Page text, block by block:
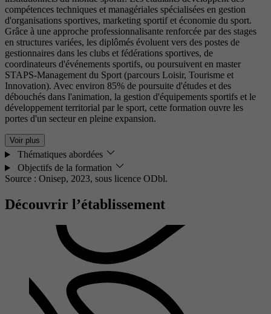
compétences techniques et managériales spécialisées en gestion
d'organisations sportives, marketing sportif et économie du sport.
Grâce à une approche professionnalisante renforcée par des stages
en structures variées, les diplômés évoluent vers des postes de
gestionnaires dans les clubs et fédérations sportives, de
coordinateurs d'événements sportifs, ou poursuivent en master
STAPS-Management du Sport (parcours Loisir, Tourisme et
Innovation). Avec environ 85% de poursuite d'études et des
débouchés dans l'animation, la gestion d'équipements sportifs et le
développement territorial par le sport, cette formation ouvre les
portes d'un secteur en pleine expansion.
Voir plus
Thématiques abordées
Objectifs de la formation
Source : Onisep, 2023, sous licence ODbl.
Découvrir l’établissement